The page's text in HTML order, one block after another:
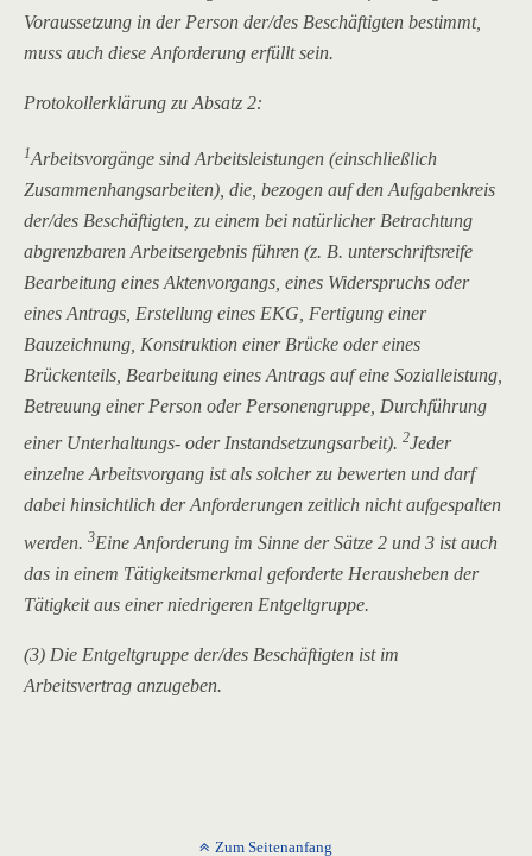
Voraussetzung in der Person der/des Beschäftigten bestimmt,
muss auch diese Anforderung erfüllt sein.
Protokollerklärung zu Absatz 2:
1Arbeitsvorgänge sind Arbeitsleistungen (einschließlich
Zusammenhangsarbeiten), die, bezogen auf den Aufgabenkreis
der/des Beschäftigten, zu einem bei natürlicher Betrachtung
abgrenzbaren Arbeitsergebnis führen (z. B. unterschriftsreife
Bearbeitung eines Aktenvorgangs, eines Widerspruchs oder
eines Antrags, Erstellung eines EKG, Fertigung einer
Bauzeichnung, Konstruktion einer Brücke oder eines
Brückenteils, Bearbeitung eines Antrags auf eine Sozialleistung,
Betreuung einer Person oder Personengruppe, Durchführung
einer Unterhaltungs- oder Instandsetzungsarbeit). 2Jeder
einzelne Arbeitsvorgang ist als solcher zu bewerten und darf
dabei hinsichtlich der Anforderungen zeitlich nicht aufgespalten
werden. 3Eine Anforderung im Sinne der Sätze 2 und 3 ist auch
das in einem Tätigkeitsmerkmal geforderte Herausheben der
Tätigkeit aus einer niedrigeren Entgeltgruppe.
(3) Die Entgeltgruppe der/des Beschäftigten ist im
Arbeitsvertrag anzugeben.
Zum Seitenanfang